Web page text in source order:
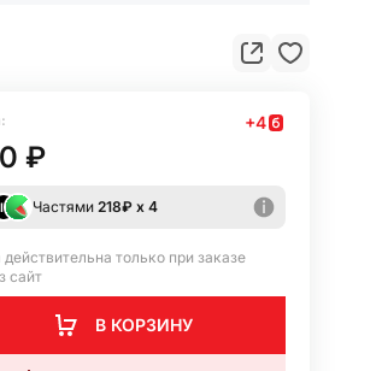
+4
₽
Частями 218₽ х 4
только при заказе
сайт
В КОРЗИНУ